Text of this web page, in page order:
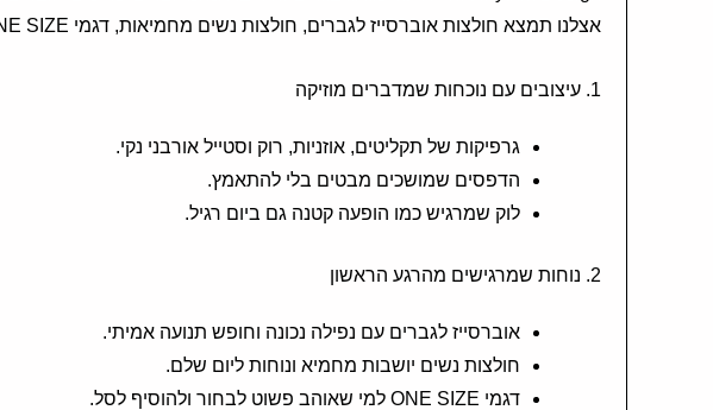
אצלנו תמצא חולצות אוברסייז לגברים, חולצות נשים מחמיאות, דגמי ONE SIZE קלילים, וגם קולקציית בגדי ים לגברים שמוכנה לים ולבריכה.
1. עיצובים עם נוכחות שמדברים מוזיקה
גרפיקות של תקליטים, אוזניות, רוק וסטייל אורבני נקי.
הדפסים שמושכים מבטים בלי להתאמץ.
לוק שמרגיש כמו הופעה קטנה גם ביום רגיל.
2. נוחות שמרגישים מהרגע הראשון
אוברסייז לגברים עם נפילה נכונה וחופש תנועה אמיתי.
חולצות נשים יושבות מחמיא ונוחות ליום שלם.
דגמי ONE SIZE למי שאוהב פשוט לבחור ולהוסיף לסל.